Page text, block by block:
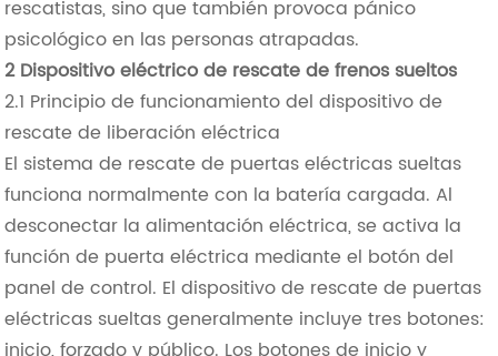
rescatistas, sino que también provoca pánico
psicológico en las personas atrapadas.
2 Dispositivo eléctrico de rescate de frenos sueltos
2.1 Principio de funcionamiento del dispositivo de
rescate de liberación eléctrica
El sistema de rescate de puertas eléctricas sueltas
funciona normalmente con la batería cargada. Al
desconectar la alimentación eléctrica, se activa la
función de puerta eléctrica mediante el botón del
panel de control. El dispositivo de rescate de puertas
eléctricas sueltas generalmente incluye tres botones: